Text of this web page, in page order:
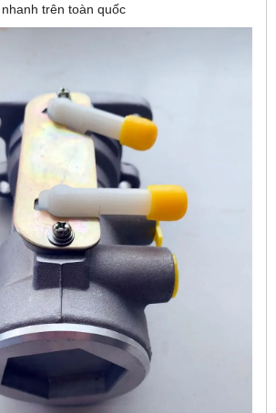
trên toàn quốc